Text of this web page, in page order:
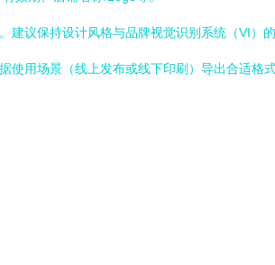
议保持设计风格与品牌视觉识别系统（VI）的
用场景（线上发布或线下印刷）导出合适格式